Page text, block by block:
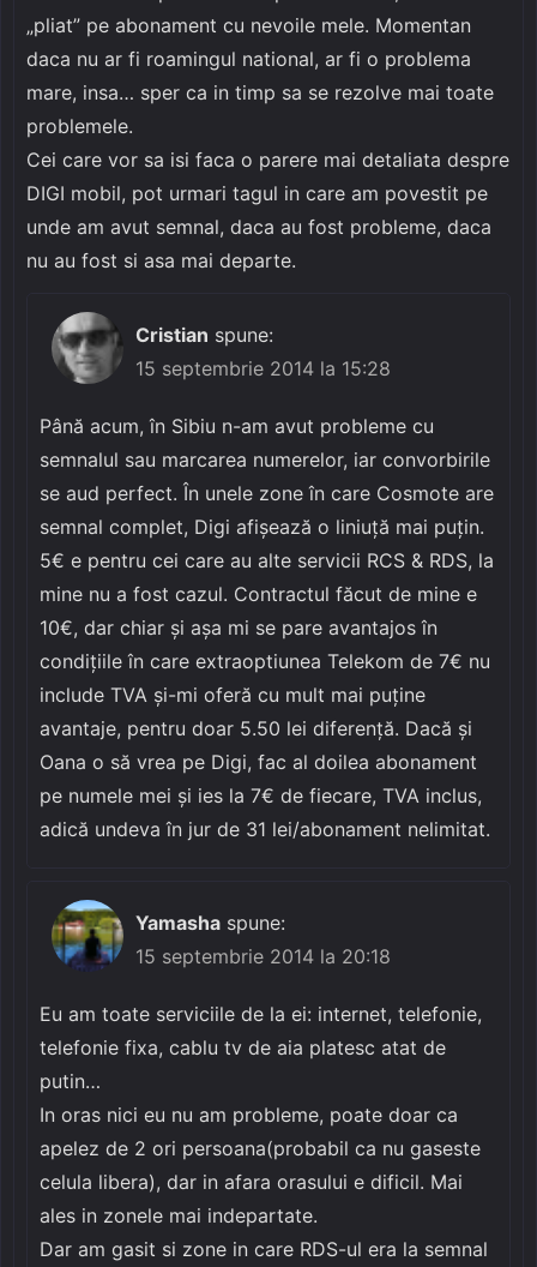
„pliat” pe abonament cu nevoile mele. Momentan
daca nu ar fi roamingul national, ar fi o problema
mare, insa… sper ca in timp sa se rezolve mai toate
problemele.
Cei care vor sa isi faca o parere mai detaliata despre
DIGI mobil, pot urmari tagul in care am povestit pe
unde am avut semnal, daca au fost probleme, daca
nu au fost si asa mai departe.
Cristian spune:
15 septembrie 2014 la 15:28
Până acum, în Sibiu n-am avut probleme cu
semnalul sau marcarea numerelor, iar convorbirile
se aud perfect. În unele zone în care Cosmote are
semnal complet, Digi afișează o liniuță mai puțin.
5€ e pentru cei care au alte servicii RCS & RDS, la
mine nu a fost cazul. Contractul făcut de mine e
10€, dar chiar și așa mi se pare avantajos în
condițiile în care extraoptiunea Telekom de 7€ nu
include TVA și-mi oferă cu mult mai puține
avantaje, pentru doar 5.50 lei diferență. Dacă și
Oana o să vrea pe Digi, fac al doilea abonament
pe numele mei și ies la 7€ de fiecare, TVA inclus,
adică undeva în jur de 31 lei/abonament nelimitat.
Yamasha spune:
15 septembrie 2014 la 20:18
Eu am toate serviciile de la ei: internet, telefonie,
telefonie fixa, cablu tv de aia platesc atat de
putin…
In oras nici eu nu am probleme, poate doar ca
apelez de 2 ori persoana(probabil ca nu gaseste
celula libera), dar in afara orasului e dificil. Mai
ales in zonele mai indepartate.
Dar am gasit si zone in care RDS-ul era la semnal